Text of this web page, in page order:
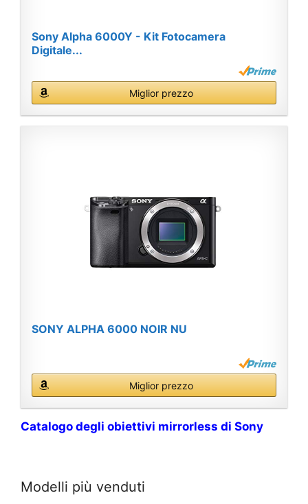
Sony Alpha 6000Y - Kit Fotocamera
Digitale...
Miglior prezzo
SONY ALPHA 6000 NOIR NU
Miglior prezzo
Catalogo degli obiettivi mirrorless di Sony
Modelli più venduti